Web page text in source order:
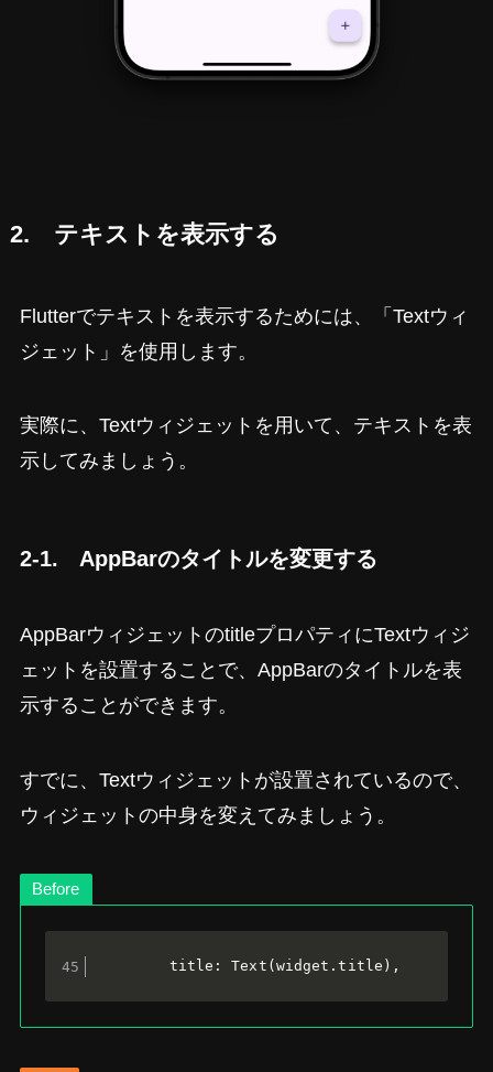
2. テキストを表示する
Flutterでテキストを表示するためには、「Textウィ
ジェット」を使用します。
実際に、Textウィジェットを用いて、テキストを表
示してみましょう。
2-1. AppBarのタイトルを変更する
AppBarウィジェットのtitleプロパティにTextウィジ
ェットを設置することで、AppBarのタイトルを表
示することができます。
すでに、Textウィジェットが設置されているので、
ウィジェットの中身を変えてみましょう。
Before
        title: Text(widget.title),